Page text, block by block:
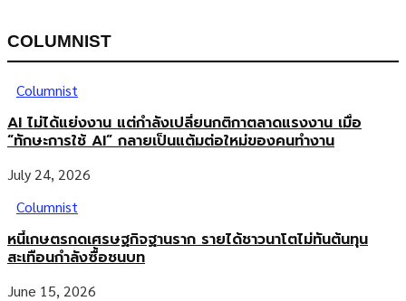
COLUMNIST
Columnist
AI ไม่ได้แย่งงาน แต่กำลังเปลี่ยนกติกาตลาดแรงงาน เมื่อ
“ทักษะการใช้ AI” กลายเป็นแต้มต่อใหม่ของคนทำงาน
July 24, 2026
Columnist
หนี้เกษตรกดเศรษฐกิจฐานราก รายได้ชาวนาโตไม่ทันต้นทุน
สะเทือนกำลังซื้อชนบท
June 15, 2026